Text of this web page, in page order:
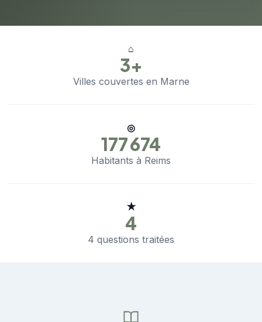
⌂
3+
Villes couvertes en Marne
◎
177 674
Habitants à Reims
★
4
4 questions traitées